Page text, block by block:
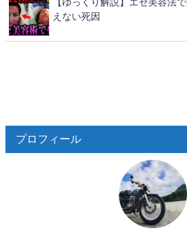
えない死因
プロフィール